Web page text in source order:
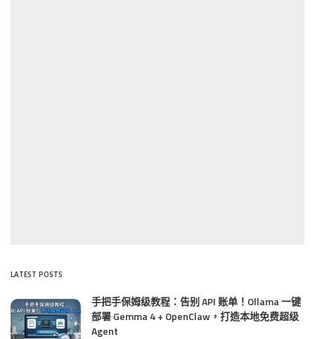
LATEST POSTS
手把手保姆级教程：告别 API 账单！Ollama 一键
部署 Gemma 4 + OpenClaw，打造本地免费超级
Agent